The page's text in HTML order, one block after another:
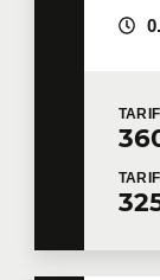
TARIF
TARIF